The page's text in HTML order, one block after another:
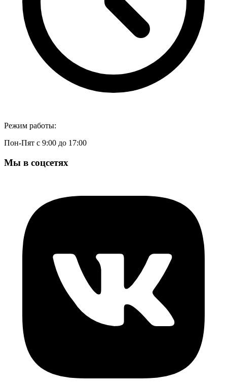
Режим работы:
Пон-Пят с 9:00 до 17:00
Мы в соцсетях